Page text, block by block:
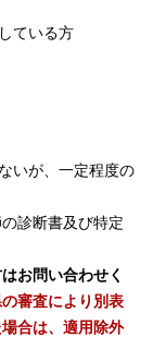
ている方
いが、一定程度の
診断書及び特定
お問い合わせく
審査により別表
合は、適用除外